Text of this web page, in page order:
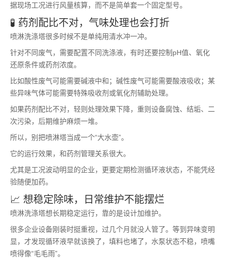
据现场工况进行风量核算，而不是简单套一个固定型号。
🧪 药剂配比不对，气味处理也会打折
喷淋洗涤塔很多时候不是单纯用清水冲一冲。
针对不同废气，需要配置不同洗涤液，有时还要控制pH值、氧化
还原条件或药剂浓度。
比如酸性废气可能需要碱液中和；碱性废气可能需要酸液吸收；某
些异味气体可能需要特殊吸收剂或氧化剂辅助处理。
如果药剂配比不对，轻则处理效果下降，重则设备腐蚀、结垢、二
次污染，后期维护麻烦一堆。
所以，别把喷淋塔当成一个“大水壶”。
它的运行效果，和药剂管理关系很大。
尤其是工况波动明显的企业，更要定期检测循环液状态，不能凭经
验随便加药。
📈 想稳定除味，日常维护不能摆烂
喷淋洗涤塔想长期稳定运行，靠的是设计加维护。
很多企业设备刚装时挺重视，过几个月就没人管了。等到异味变明
显，才发现循环液早就该换了，填料也堵了，水泵状态不稳，喷嘴
喷得像“毛毛雨”。